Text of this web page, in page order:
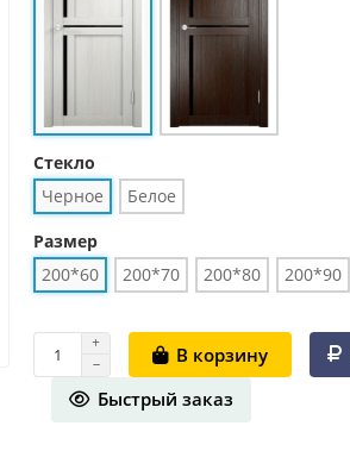
Стекло
Черное
Белое
Размер
200*60
200*70 200*80 200*90
В корзину
Быстрый заказ